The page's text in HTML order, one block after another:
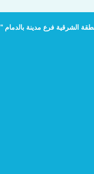
الشرقية فرع مدينة بالدمام "